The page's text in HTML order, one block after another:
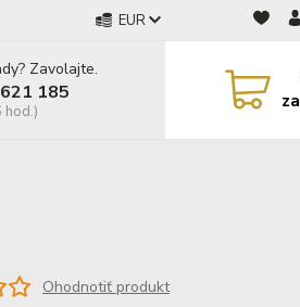
EUR
Zavolajte.
185
hod.) za
Ohodnotiť produkt